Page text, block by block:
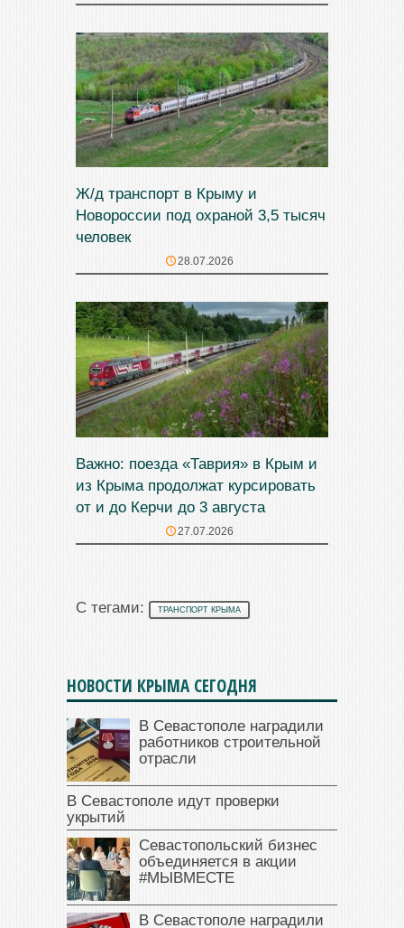
Ж/д транспорт в Крыму и
Новороссии под охраной 3,5 тысяч
человек
28.07.2026
Важно: поезда «Таврия» в Крым и
из Крыма продолжат курсировать
от и до Керчи до 3 августа
27.07.2026
С тегами: ТРАНСПОРТ КРЫМА
НОВОСТИ КРЫМА СЕГОДНЯ
В Севастополе наградили
работников строительной
отрасли
В Севастополе идут проверки
укрытий
Севастопольский бизнес
объединяется в акции
#МЫВМЕСТЕ
В Севастополе наградили